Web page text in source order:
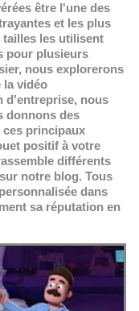
être l'une des
et les plus
tailles les utilisent
pour plusieurs
nous explorerons
la vidéo
d'entreprise, nous
donnons des
principaux
positif à votre
différents
notre blog. Tous
dans
sa réputation en